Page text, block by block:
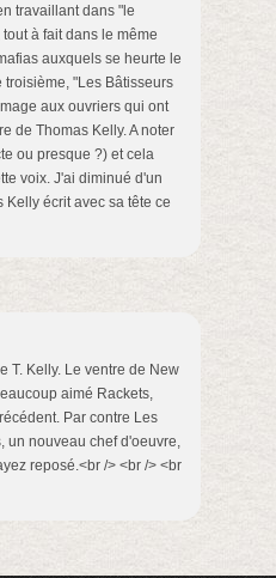
travaillant dans "le
à fait dans le même
auxquels se heurte le
"Les Bâtisseurs
aux ouvriers qui ont
de Thomas Kelly. A noter
ou presque ?) et cela
voix. J'ai diminué d'un
Kelly écrit avec sa tête ce
T. Kelly. Le ventre de New
aimé Rackets,
Par contre Les
un nouveau chef d'oeuvre,
reposé.<br /> <br /> <br